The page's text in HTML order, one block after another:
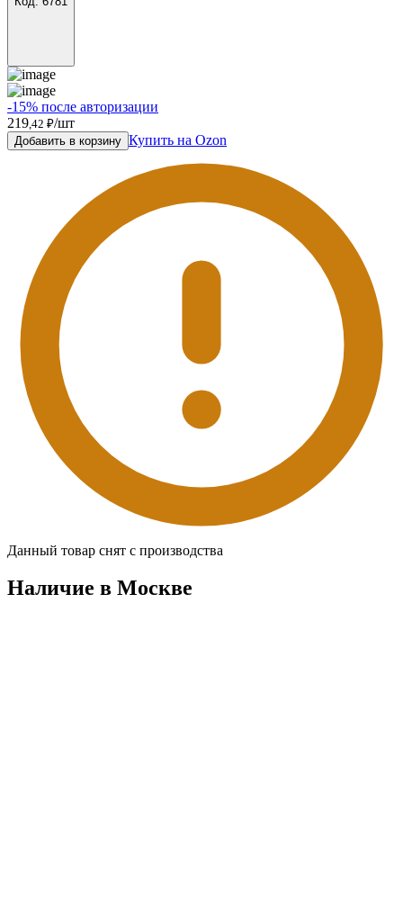
-15% после авторизации
219 ,42 ₽/шт
Добавить в корзину Купить на Ozon
Данный товар снят с производства
Наличие в Москвe